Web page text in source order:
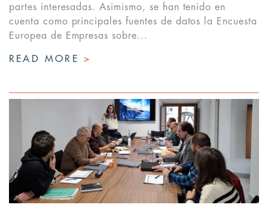
partes interesadas. Asimismo, se han tenido en
cuenta como principales fuentes de datos la Encuesta
Europea de Empresas sobre...
READ MORE >